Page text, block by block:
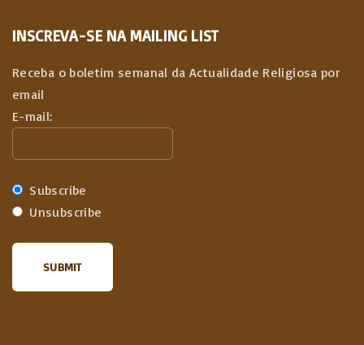
INSCREVA-SE NA MAILING LIST
Receba o boletim semanal da Actualidade Religiosa por
email
E-mail:
Subscribe
Unsubscribe